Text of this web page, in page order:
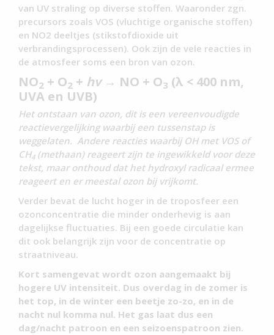
van UV straling op diverse stoffen. Waaronder zgn.
precursors zoals VOS (vluchtige organische stoffen)
en NO2 deeltjes (stikstofdioxide uit
verbrandingsprocessen). Ook zijn de vele reacties in
de atmosfeer soms een bron van ozon.
NO2 + O2 + hv→ NO + O3 (λ < 400 nm,
UVA en UVB)
Het ontstaan van ozon, dit is een vereenvoudigde
reactievergelijking waarbij een tussenstap is
weggelaten. Andere reacties waarbij OH met VOS of
CH4(methaan) reageert zijn te ingewikkeld voor deze
tekst, maar onthoud dat het hydroxyl radicaal ermee
reageert en er meestal ozon bij vrijkomt.
Verder bevat de lucht hoger in de troposfeer een
ozonconcentratie die minder onderhevig is aan
dagelijkse fluctuaties. Bij een goede circulatie kan
dit ook belangrijk zijn voor de concentratie op
straatniveau.
Kort samengevat wordt ozon aangemaakt bij
hogere UV intensiteit. Dus overdag in de zomer is
het top, in de winter een beetje zo-zo, en in de
nacht nul komma nul. Het gas laat dus een
dag/nacht patroon en een seizoenspatroon zien.